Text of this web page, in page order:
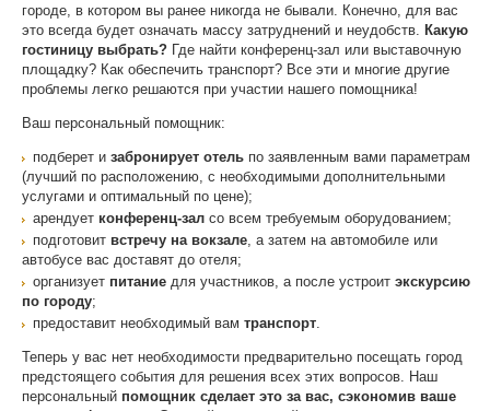
городе, в котором вы ранее никогда не бывали. Конечно, для вас
это всегда будет означать массу затруднений и неудобств.
Какую
гостиницу выбрать? Где найти конференц-зал или выставочную
площадку? Как обеспечить транспорт? Все эти и многие другие
проблемы легко решаются при участии нашего помощника!
Ваш персональный помощник:
подберет и забронирует отель по заявленным вами параметрам
(лучший по расположению, с необходимыми дополнительными
услугами и оптимальный по цене);
арендует конференц-зал со всем требуемым оборудованием;
подготовит встречу на вокзале , а затем на автомобиле или
автобусе вас доставят до отеля;
организует питание для участников, а после устроит экскурсию
по городу;
предоставит необходимый вам транспорт
Теперь у вас нет необходимости предварительно посещать город
предстоящего события для решения всех этих вопросов. Наш
персональный помощник сделает это за вас, сэкономив ваше